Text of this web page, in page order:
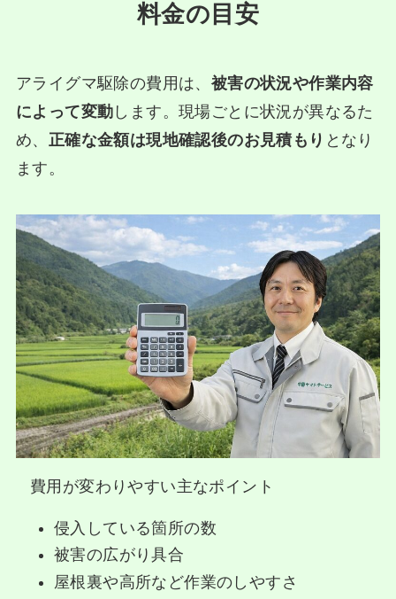
料金の目安
アライグマ駆除の費用は、 被害の状況や作業内容
によって変動 します。現場ごとに状況が異なるた
め、 正確な金額は現地確認後のお見積もり となり
ます。
費用が変わりやすい主なポイント
侵入している箇所の数
被害の広がり具合
屋根裏や高所など作業のしやすさ